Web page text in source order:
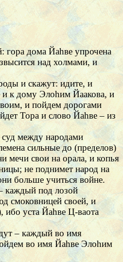
гора дома Йаhве упрочена
над холмами, и
и скажут: идите, и
и к дому Элоhим Йаакова, и
и пойдем дорогами
Тора и слово Йаhве – из
между народами
сильные до (пределов)
мечи свои на орала, и копья
не поднимет народ на
больше учиться войне.
каждый под лозой
смоковницей своей, и
ибо уста Йаhве Ц-ваота
– каждый во имя
во имя Йаhве Элоhим